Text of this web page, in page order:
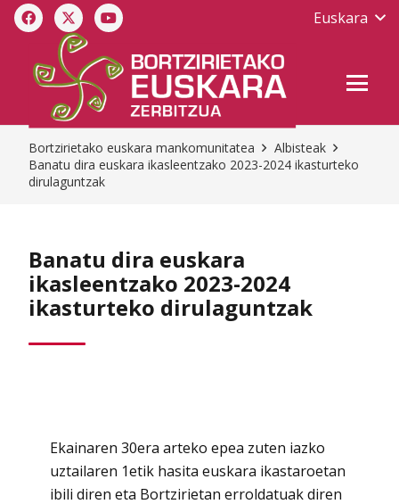
Euskara
Bortzirietako euskara mankomunitatea
Albisteak
Banatu dira euskara ikasleentzako 2023-2024 ikasturteko
dirulaguntzak
Banatu dira euskara
ikasleentzako 2023-2024
ikasturteko dirulaguntzak
Ekainaren 30era arteko epea zuten iazko
uztailaren 1etik hasita euskara ikastaroetan
ibili diren eta Bortzirietan erroldatuak diren